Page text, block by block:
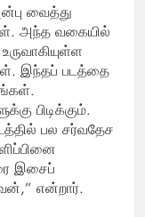
வைத்து
அந்த வகையில்
இந்தப் படத்தை
பிடிக்கும்.
பல சர்வதேச
இசைப்
என்றார்.